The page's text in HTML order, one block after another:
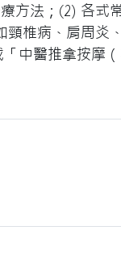
方法；(2) 各式
椎病、肩周炎
中醫推拿按摩